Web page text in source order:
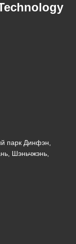
парк Динфэн,
Шэньчжэнь,